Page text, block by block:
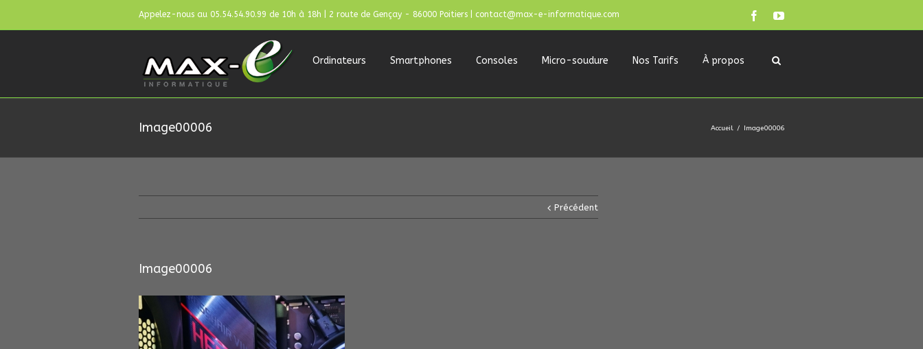
Appelez-nous au 05.54.54.90.99 de 10h à 18h | 2 route de Gençay - 86000 Poitiers | contact@max-e-informatique.com
Ordinateurs Smartphones Consoles Micro-soudure Nos Tarifs À propos
Image00006 Accueil Image00006
Précédent
Image00006